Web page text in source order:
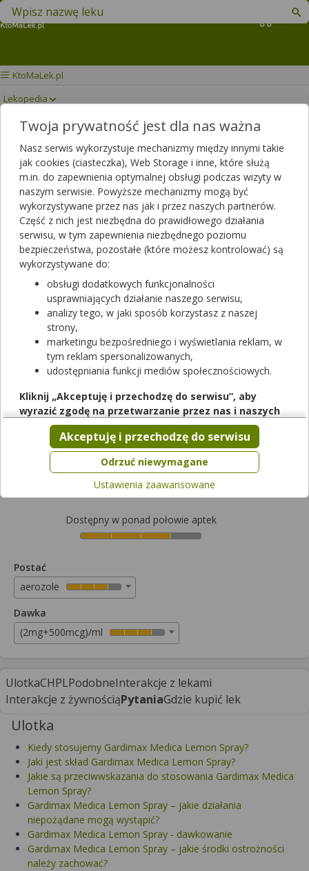
Koszyk
Znajdź lek w swojej okolicy
KtoMaLek.pl
Lekopedia
GARDIMAX MEDICA Drukuj/Zapisz
Gardimax Medica Lemon Spray
aerozol do stosowania w jamie ustnej|(2mg+500mcg)/ml
but. po 30 ml
lek dostępny bez recepty
Rezerwuj
Cena zależna od apteki
Dostępny w ponad połowie aptek
Postać
aerozole
Dawka
(2mg+500mcg)/ml
UlotkaCHPLPodobneInterakcje z lekami
Interakcje z żywnościąPytaniaGdzie kupić lek
Ulotka
Kiedy stosujemy Gardimax Medica Lemon Spray?
Jaki jest skład Gardimax Medica Lemon Spray?
Jakie są przeciwwskazania do stosowania Gardimax Medica
Lemon Spray?
Gardimax Medica Lemon Spray – jakie działania
niepożądane mogą wystąpić?
Gardimax Medica Lemon Spray - dawkowanie
Gardimax Medica Lemon Spray – jakie środki ostrożności
należy zachować?
Twoja prywatność jest dla nas ważna
Nasz serwis wykorzystuje mechanizmy między innymi takie
jak cookies (ciasteczka), Web Storage i inne, które służą
m.in. do zapewnienia optymalnej obsługi podczas wizyty w
naszym serwisie. Powyższe mechanizmy mogą być
wykorzystywane przez nas jak i przez naszych partnerów.
Część z nich jest niezbędna do prawidłowego działania
serwisu, w tym zapewnienia niezbędnego poziomu
bezpieczeństwa, pozostałe (które możesz kontrolować) są
wykorzystywane do:
obsługi dodatkowych funkcjonalności
usprawniających działanie naszego serwisu,
analizy tego, w jaki sposób korzystasz z naszej
strony,
marketingu bezpośredniego i wyświetlania reklam, w
tym reklam spersonalizowanych,
udostępniania funkcji mediów społecznościowych.
Kliknij „Akceptuję i przechodzę do serwisu”, aby
wyrazić zgodę na przetwarzanie przez nas i naszych
partnerów Twoich danych w powyższych celach.
Pamiętaj, że wyrażenie zgody jest dobrowolne, a wyrażoną
zgodę możesz w każdej chwili cofnąć, możesz też wycofać
zgodę na przetwarzanie Twoich danych tylko w niektórych
celach. Jeżeli chcesz dowiedzieć się więcej lub chcesz
dokonać za pomocą „Ustawień zaawansowanych”.
Więcej informacji na temat wykorzystywania narzędzi
Serwisu
Odrzuć niewymagane
Akceptuję i przechodzę do serwisu
Ustawienia zaawansowane